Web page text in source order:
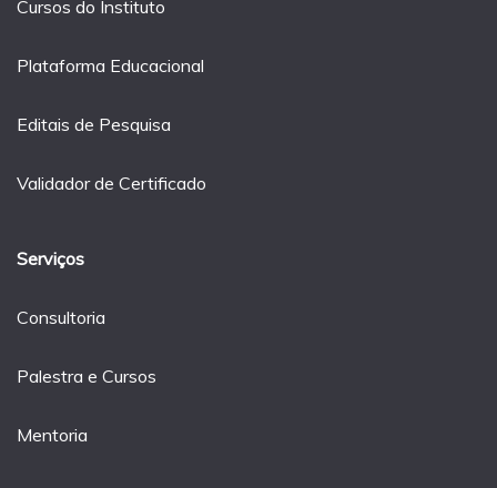
Cursos do Instituto
Plataforma Educacional
Editais de Pesquisa
Validador de Certificado
Serviços
Consultoria
Palestra e Cursos
Mentoria